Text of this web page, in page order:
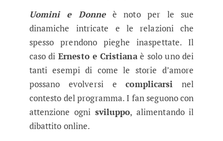
Uomini e Donneè noto per le sue
dinamiche intricate e le relazioni che
spesso prendono pieghe inaspettate. Il
caso di Ernesto e Cristianaè solo uno dei
tanti esempi di come le storie d’amore
possano evolversi ecomplicarsi nel
contesto del programma. I fan seguono con
attenzione ogni sviluppo, alimentando il
dibattito online.